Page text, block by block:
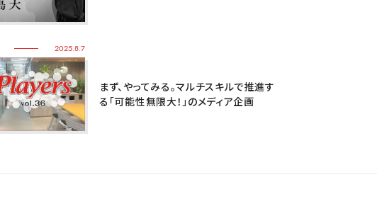
2025.8.7
まず、やってみる。マルチスキルで推進す
る「可能性無限大！」のメディア企画